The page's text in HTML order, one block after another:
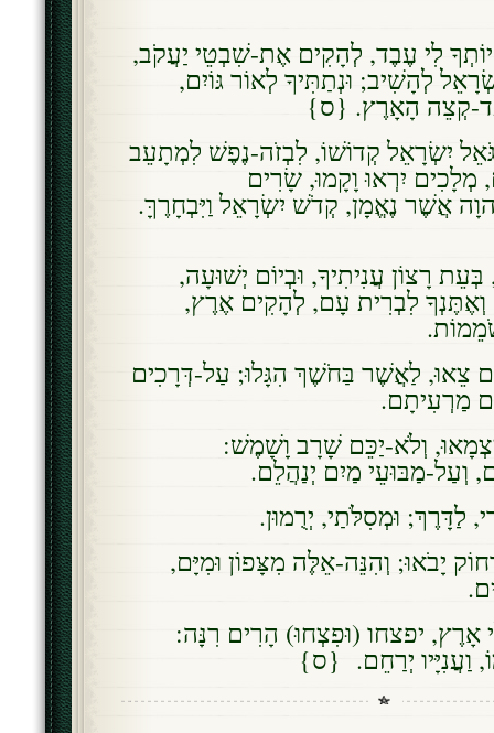
לִי עֶבֶד, לְהָקִים אֶת-שִׁבְטֵי יַעֲקֹב,
לְהָשִׁיב; וּנְתַתִּיךָ לְאוֹר גּוֹיִם,
קְצֵה הָאָרֶץ. {ס}
יִשְׂרָאֵל קְדוֹשׁוֹ, לִבְזֹה-נֶפֶשׁ לִמְתָעֵב
מְלָכִים יִרְאוּ וָקָמוּ, שָׂרִים
אֲשֶׁר נֶאֱמָן, קְדֹשׁ יִשְׂרָאֵל וַיִּבְחָרֶךָּ.
רָצוֹן עֲנִיתִיךָ, וּבְיוֹם יְשׁוּעָה,
וְאֶתֶּנְךָ לִבְרִית עָם, לְהָקִים אֶרֶץ,
צֵאוּ, לַאֲשֶׁר בַּחֹשֶׁךְ הִגָּלוּ; עַל-דְּרָכִים
מַרְעִיתָם.
וְלֹא-יַכֵּם שָׁרָב וָשָׁמֶשׁ:
וְעַל-מַבּוּעֵי מַיִם יְנַהֲלֵם.
לַדָּרֶךְ; וּמְסִלֹּתַי, יְרֻמוּן.
יָבֹאוּ; וְהִנֵּה-אֵלֶּה מִצָּפוֹן וּמִיָּם,
אָרֶץ, יפצחו (וּפִצְחוּ) הָרִים רִנָּה:
וַעֲנִיָּיו יְרַחֵם. {ס}